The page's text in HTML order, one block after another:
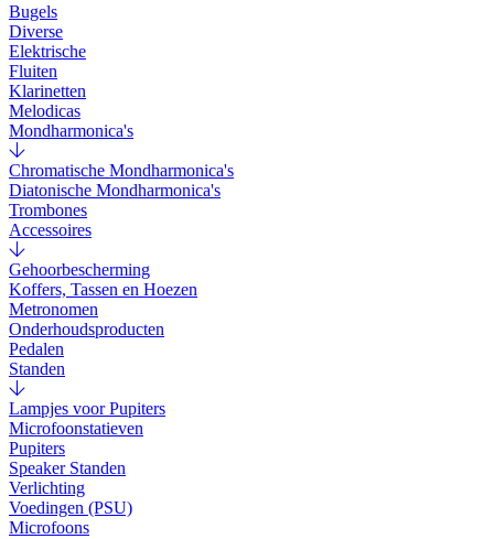
Bugels
Diverse
Elektrische
Fluiten
Klarinetten
Melodicas
Mondharmonica's
Chromatische Mondharmonica's
Diatonische Mondharmonica's
Trombones
Accessoires
Gehoorbescherming
Koffers, Tassen en Hoezen
Metronomen
Onderhoudsproducten
Pedalen
Standen
Lampjes voor Pupiters
Microfoonstatieven
Pupiters
Speaker Standen
Verlichting
Voedingen (PSU)
Microfoons